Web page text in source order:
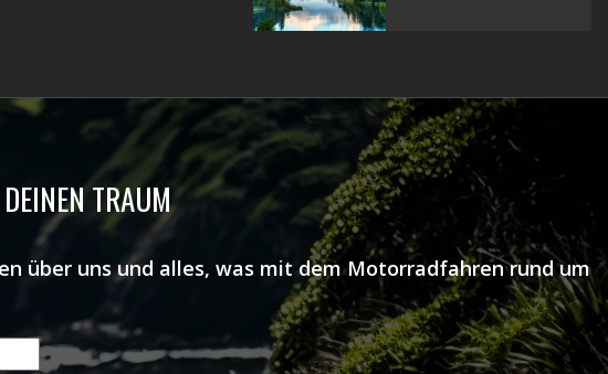
TRAUM
über uns und alles, was mit dem Motorradfahren rund um